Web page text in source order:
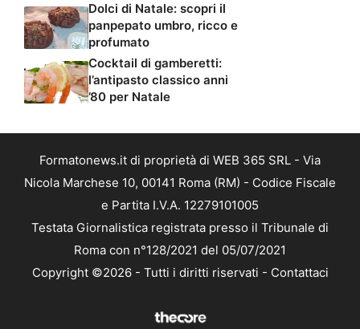
Dolci di Natale: scopri il
panpepato umbro, ricco e
profumato
Cocktail di gamberetti:
l’antipasto classico anni
’80 per Natale
Formatonews.it di proprietà di WEB 365 SRL - Via
Nicola Marchese 10, 00141 Roma (RM) - Codice Fiscale
e Partita I.V.A. 12279101005
Testata Giornalistica registrata presso il Tribunale di
Roma con n°128/2021 del 05/07/2021
Copyright ©2026 - Tutti i diritti riservati - Contattaci